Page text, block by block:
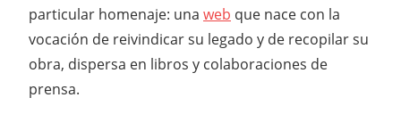
particular homenaje: una web que nace con la
vocación de reivindicar su legado y de recopilar su
obra, dispersa en libros y colaboraciones de
prensa.